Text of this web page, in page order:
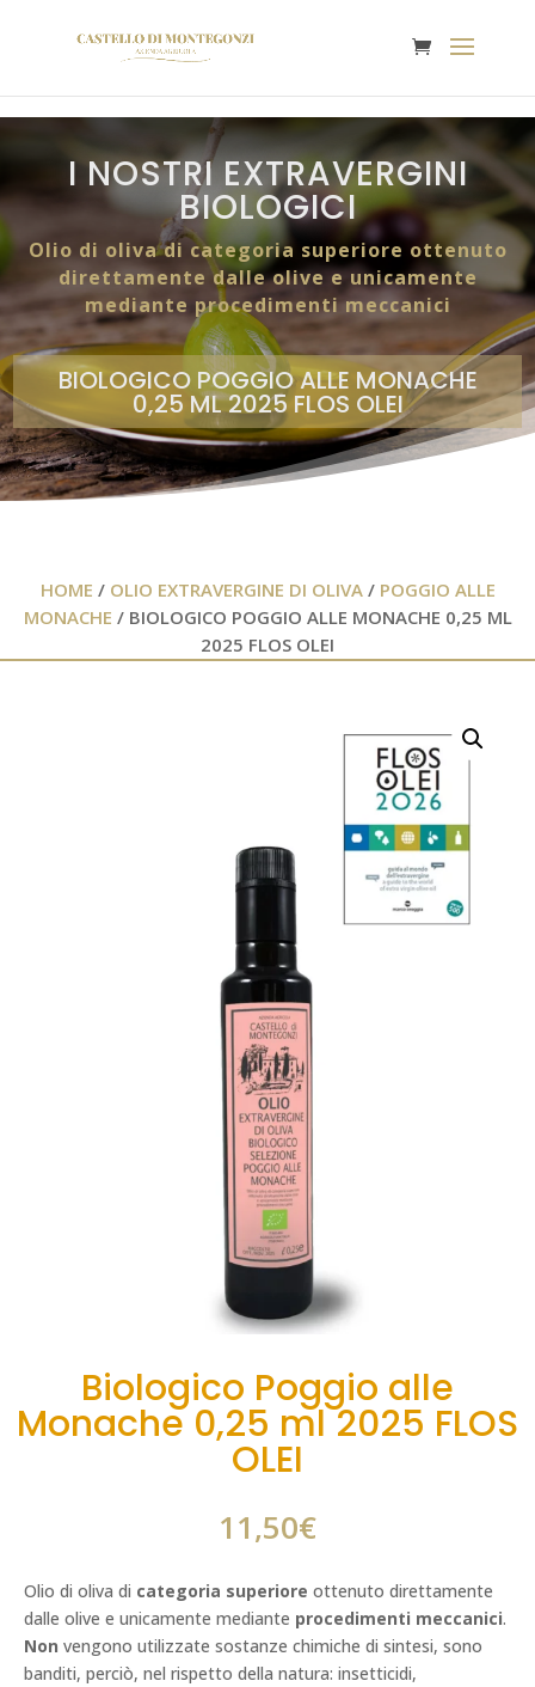
I NOSTRI EXTRAVERGINI
BIOLOGICI
Olio di oliva di categoria superiore ottenuto
direttamente dalle olive e unicamente
mediante procedimenti meccanici
BIOLOGICO POGGIO ALLE MONACHE
0,25 ML 2025 FLOS OLEI
HOME / OLIO EXTRAVERGINE DI OLIVA/ POGGIO ALLE
MONACHE / BIOLOGICO POGGIO ALLE MONACHE 0,25 ML
2025 FLOS OLEI
Biologico Poggio alle
Monache 0,25 ml 2025 FLOS
OLEI
11,50€
Olio di oliva di categoria superiore ottenuto direttamente
dalle olive e unicamente mediante procedimenti meccanici.
Non vengono utilizzate sostanze chimiche di sintesi, sono
banditi, perciò, nel rispetto della natura: insetticidi,